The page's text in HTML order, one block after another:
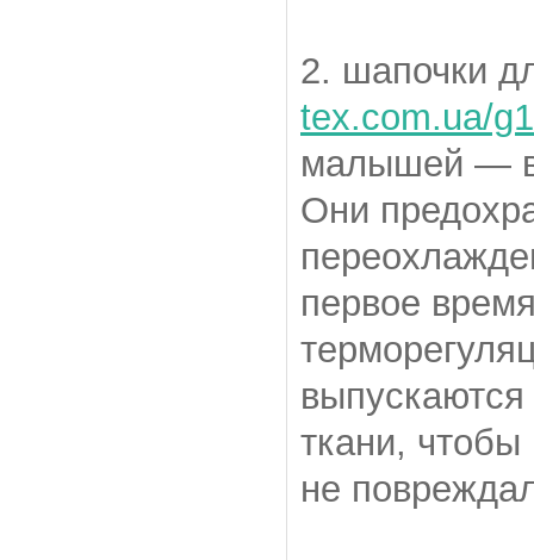
2. шапочки
tex.com.ua/
малышей —
Они
первое
выпускаются
ткани,
не